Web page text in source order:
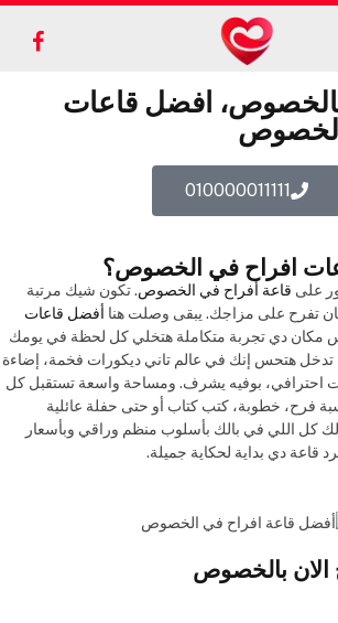
افضل قاعات
الخصوص
010000011111
افراح في الخصوص؟
على قاعة أفراح في الخصوص. تكون شيك مرتبة
تفرح على مزاجك. يبقى وصلت هنا أفضل قاعات
دي تجربة متكاملة هتخلي كل لحظة في يومك
هتحس إنك في عالم تاني ديكورات فخمة، إضاءة
احترافي، بوفيه يشرف. ومساحة واسعة تستقبل كل
فرح، خطوبة، كتب كتاب أو حتى حفلة عائلية
لك كل اللي في بالك بأسلوب منظم وراقي وبأسعار
قاعة دي بداية لحكاية جميلة.
الان بالخصوص